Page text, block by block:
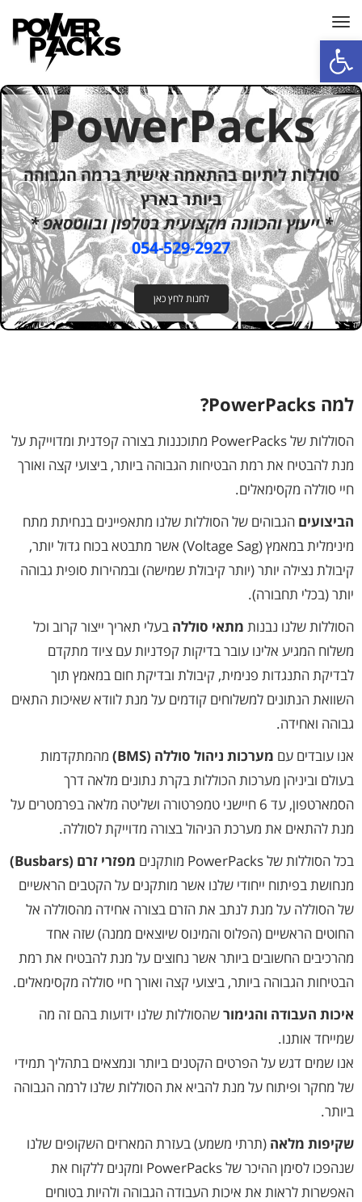
פתח סרגל נגישות
תפריט
PowerPacks
סוללות ליתיום בהתאמה אישית ברמה הגבוהה
ביותר בארץ
* ייעוץ והכוונה מקצועית בטלפון ובווטסאפ *
054-529-2927
לחנות לחץ כאן
למה PowerPacks?
הסוללות של PowerPacks מתוכננות בצורה קפדנית ומדוייקת על
מנת להבטיח את רמת הבטיחות הגבוהה ביותר, ביצועי קצה ואורך
חיי סוללה מקסימאלים.
הביצועים הגבוהים של הסוללות שלנו מתאפיינים בנחיתת מתח
מינימלית במאמץ (Voltage Sag) אשר מתבטא בכוח גדול יותר,
קיבולת נצילה יותר (יותר קיבולת שמישה) ובמהירות סופית גבוהה
יותר (בכלי תחבורה).
הסוללות שלנו נבנות מתאי סוללה בעלי תאריך ייצור קרוב וכל
משלוח המגיע אלינו עובר בדיקות קפדניות עם ציוד מתקדם
לבדיקת התנגדות פנימית, קיבולת ובדיקת חום במאמץ תוך
השוואת הנתונים למשלוחים קודמים על מנת לוודא שאיכות התאים
גבוהה ואחידה.
אנו עובדים עם מערכות ניהול סוללה (BMS)
מהמתקדמות
בעולם וביניהן מערכות הכוללות בקרת נתונים מלאה דרך
הסמארטפון, עד 6 חיישני טמפרטורה ושליטה מלאה בפרמטרים על
מנת להתאים את מערכת הניהול בצורה מדוייקת לסוללה.
בכל הסוללות של PowerPacks מותקנים
מפזרי זרם (Busbars)
מנחושת בפיתוח ייחודי שלנו אשר מותקנים על הקטבים הראשיים
של הסוללה על מנת לנתב את הזרם בצורה אחידה מהסוללה אל
החוטים הראשיים (הפלוס והמינוס שיוצאים ממנה) שזה אחד
מהרכיבים החשובים ביותר אשר נחוצים על מנת להבטיח את רמת
הבטיחות הגבוהה ביותר, ביצועי קצה ואורך חיי סוללה מקסימאלים.
איכות העבודה והגימורשהסוללות שלנו ידועות בהם זה מה
שמייחד אותנו.
אנו שמים דגש על הפרטים הקטנים ביותר ונמצאים בתהליך תמידי
של מחקר ופיתוח על מנת להביא את הסוללות שלנו לרמה הגבוהה
ביותר.
שקיפות מלאה (תרתי משמע) בעזרת המארזים השקופים שלנו
שנהפכו לסימן ההיכר של PowerPacks ומקנים ללקוח את
האפשרות לראות את איכות העבודה הגבוהה ולהיות בטוחים